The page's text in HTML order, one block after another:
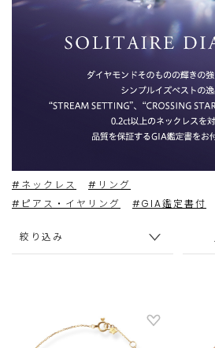
#ネックレス
#リング
#ピアス・イヤリング
#GIA鑑定書付
絞り込み